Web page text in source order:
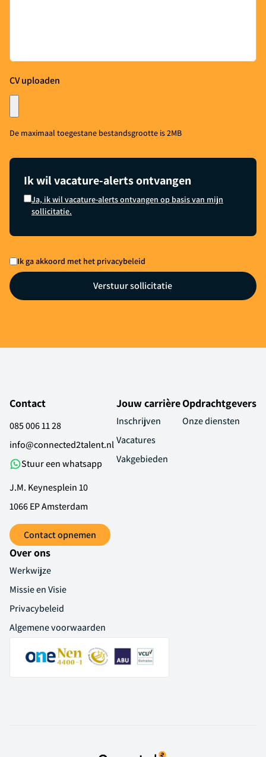
CV uploaden
De maximaal toegestane bestandsgrootte is 2MB
Ik wil vacature-alerts ontvangen
Ja, ik wil vacature-alerts ontvangen op basis van mijn
sollicitatie.
Verstuur sollicitatie
Ik ga akkoord met het privacybeleid
Ontvang vacatures direct in je
Contact
085 006 11 28
info@connected2talent.nl
Stuur een whatsapp
J.M. Keynesplein 10
1066 EP Amsterdam
Contact opnemen
Jouw carrière
Inschrijven
Vacatures
Vakgebieden
Opdrachtgevers
Onze diensten
Over ons
Werkwijze
Missie en Visie
Privacybeleid
Algemene voorwaarden